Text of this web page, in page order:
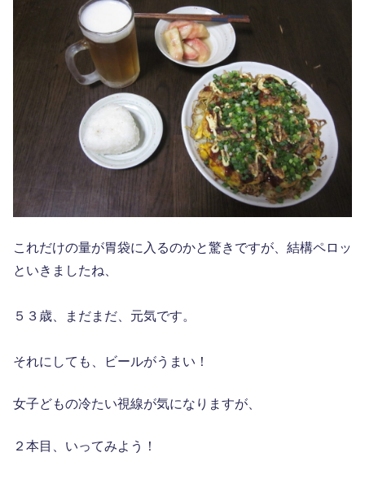
これだけの量が胃袋に入るのかと驚きですが、結構ペロッ
といきましたね、
５３歳、まだまだ、元気です。
それにしても、ビールがうまい！
女子どもの冷たい視線が気になりますが、
２本目、いってみよう！